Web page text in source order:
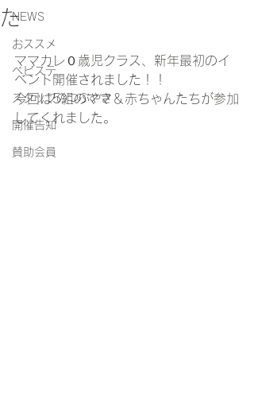
NEWS
おススメ
ベビステ
スタッフのつぶやき
開催告知
賛助会員
た
ママカレ０歳児クラス、新年最初のイ
ベント開催されました！！
今回は5組のママ＆赤ちゃんたちが参加
してくれました。